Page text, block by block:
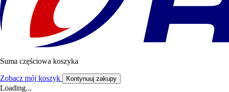
Suma częściowa koszyka
Zobacz mój koszyk Kontynuuj zakupy
Loading...